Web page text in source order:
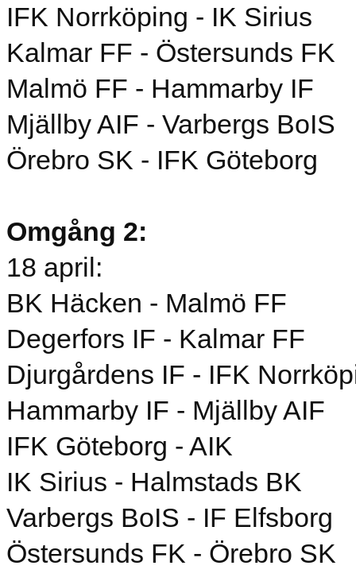
IFK Norrköping - IK Sirius
Kalmar FF - Östersunds FK
Malmö FF - Hammarby IF
Mjällby AIF - Varbergs BoIS
Örebro SK - IFK Göteborg
Omgång 2:
18 april:
BK Häcken - Malmö FF
Degerfors IF - Kalmar FF
Djurgårdens IF - IFK
Hammarby IF - Mjällby AIF
IFK Göteborg - AIK
IK Sirius - Halmstads BK
Varbergs BoIS - IF Elfsborg
Östersunds FK - Örebro SK